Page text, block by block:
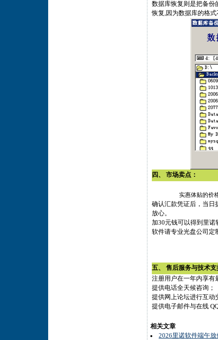
数据库恢复则是把备份
恢复,因为数据库的格式
四、 市场卖点：
实惠体贴的价
确认汇款凭证后，当日
放心。
加30元钱可以得到里
软件请专业光盘公司定
五、 售后服务与技术支
注册用户在一年内享有
提供电话全天候咨询；
提供网上论坛进行互动
提供电子邮件与在线
相关文章
2026里诺软件端午